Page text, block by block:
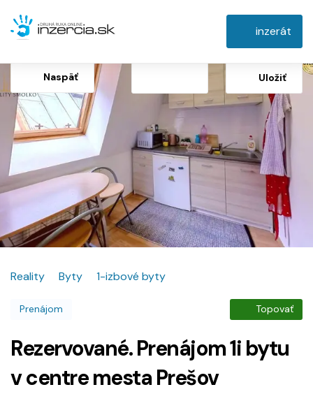
inzerát
Naspäť Uložiť
Reality Byty 1-izbové byty
Prenájom Topovať
Rezervované. Prenájom 1i bytu
v centre mesta Prešov